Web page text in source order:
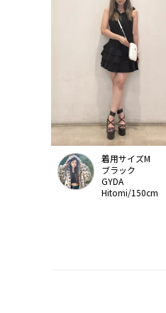
着用サイズM
ブラック
GYDA
Hitomi/150cm